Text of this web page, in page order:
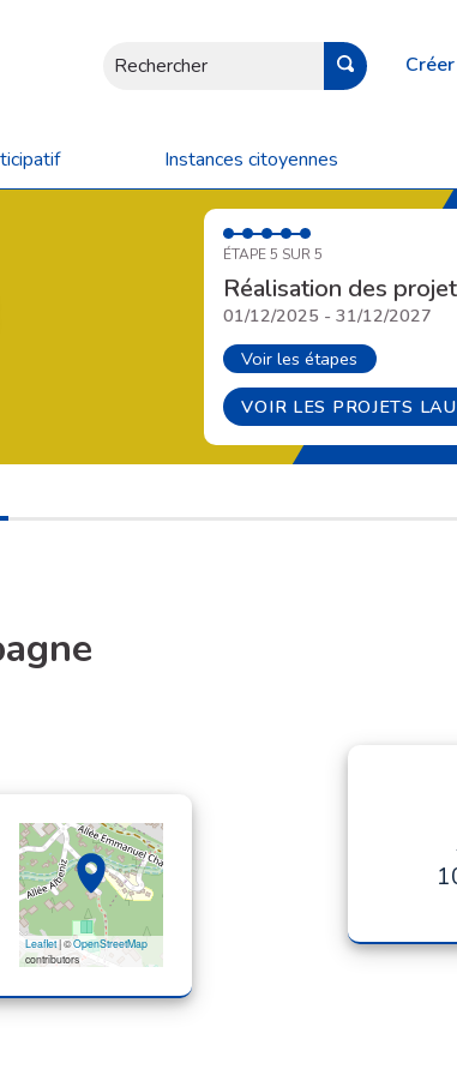
Rechercher
Instances citoyennes
ÉTAPE 5 SUR 5
Réalisation des
01/12/2025 - 31/12/2027
Voir les étapes
VOIR LES PROJETS
Leaflet| ©OpenStreetMap
contributors